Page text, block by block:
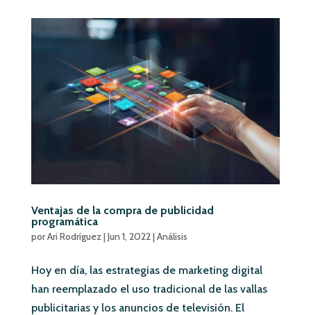
Ventajas de la compra de publicidad
programática
porAri Rodríguez|Jun 1, 2022|Análisis
Hoy en día, las estrategias de marketing digital
han reemplazado el uso tradicional de las vallas
publicitarias y los anuncios de televisión. El